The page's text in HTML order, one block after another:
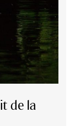
de la